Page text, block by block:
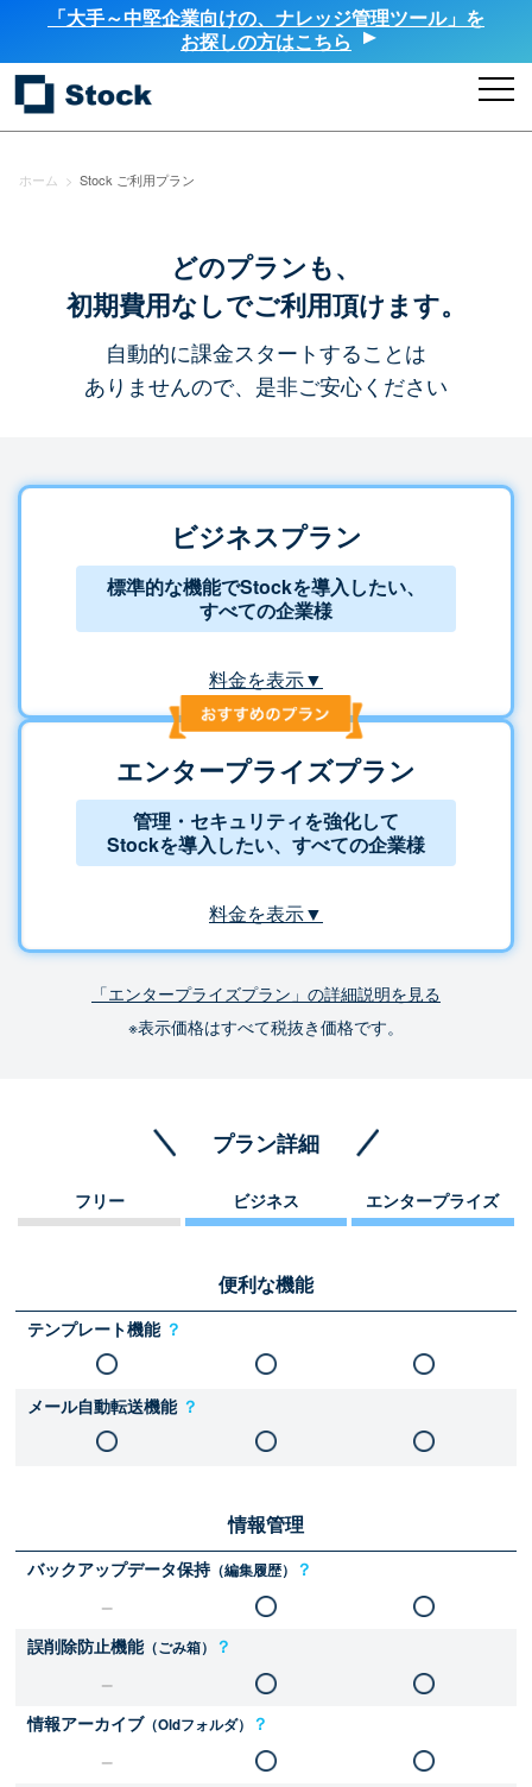
「大手～中堅企業向けの、ナレッジ管理ツール」を
お探しの方はこちら
ホーム > Stock ご利用プラン
どのプランも、
初期費用なしでご利用頂けます。
自動的に課金スタートすることは
ありませんので、是非ご安心ください
ビジネスプラン
標準的な機能でStockを導入したい、
すべての企業様
料金を表示▼
エンタープライズプラン
管理・セキュリティを強化して
Stockを導入したい、すべての企業様
料金を表示▼
「エンタープライズプラン」の詳細説明を見る
※表示価格はすべて税抜き価格です。
プラン詳細
フリー ビジネス エンタープライズ
便利な機能
テンプレート機能 ？
メール自動転送機能 ？
情報管理
バックアップデータ保持（編集履歴） ？
誤削除防止機能（ごみ箱） ？
情報アーカイブ（Oldフォルダ） ？